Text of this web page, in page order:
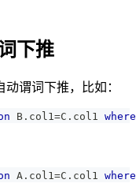
下推
谓词下推，比如：
B . col1=C . col1 where
A . col1=C . col1 where